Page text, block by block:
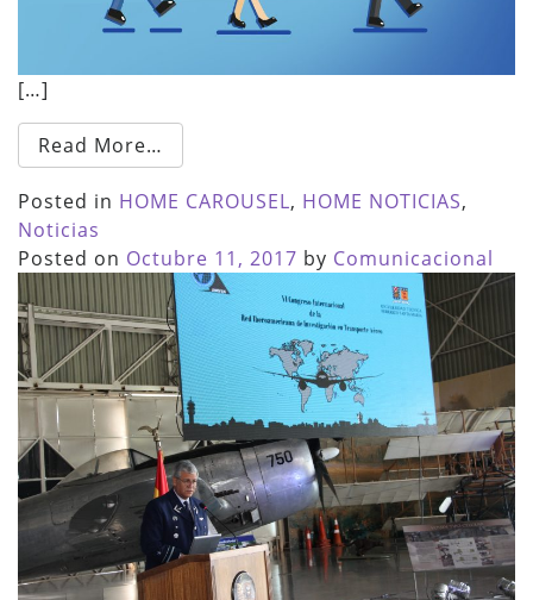
[…]
Read More…
Posted in HOME CAROUSEL, HOME NOTICIAS,
Noticias
Posted on Octubre 11, 2017 by Comunicacional